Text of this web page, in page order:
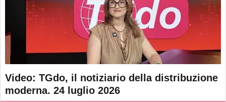
Video: TGdo, il notiziario della distribuzione
moderna. 24 luglio 2026